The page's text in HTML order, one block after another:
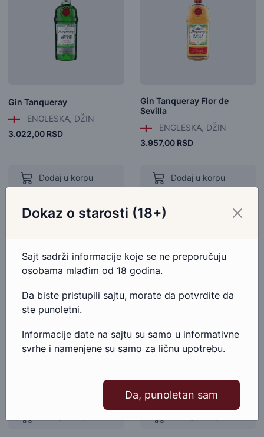
Gin Tanqueray
ENGLESKA, DŽIN
3.022,00 RSD
Dodaj u korpu
Gin Tanqueray Flor de
Sevilla
ENGLESKA, DŽIN
3.957,00 RSD
Dodaj u korpu
Gin Tanqueray Blackcurrant
Royale
Gin Tanqueray Ten
ENGLESKA, DŽIN
Dokaz o starosti (18+)
Sajt sadrži informacije koje se ne preporučuju
osobama mlađim od 18 godina.
Da biste pristupili sajtu, morate da potvrdite da
ste punoletni.
Informacije date na sajtu su samo u informativne
svrhe i namenjene su samo za ličnu upotrebu.
Da, punoletan sam